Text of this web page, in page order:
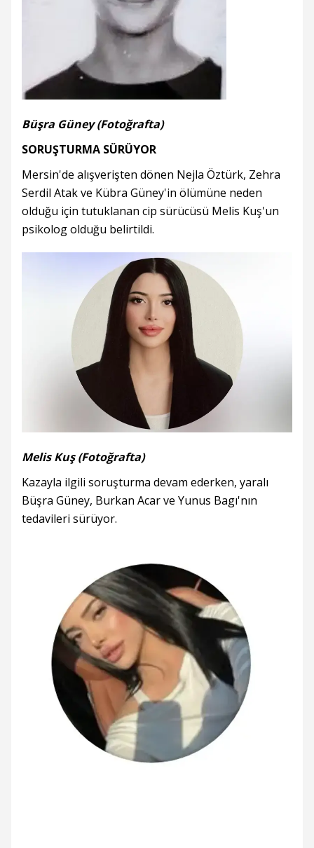
Büşra Güney (Fotoğrafta)
SORUŞTURMA SÜRÜYOR
Mersin'de alışverişten dönen Nejla Öztürk, Zehra
Serdil Atak ve Kübra Güney'in ölümüne neden
olduğu için tutuklanan cip sürücüsü Melis Kuş'un
psikolog olduğu belirtildi.
Melis Kuş (Fotoğrafta)
Kazayla ilgili soruşturma devam ederken, yaralı
Büşra Güney, Burkan Acar ve Yunus Bagı'nın
tedavileri sürüyor.